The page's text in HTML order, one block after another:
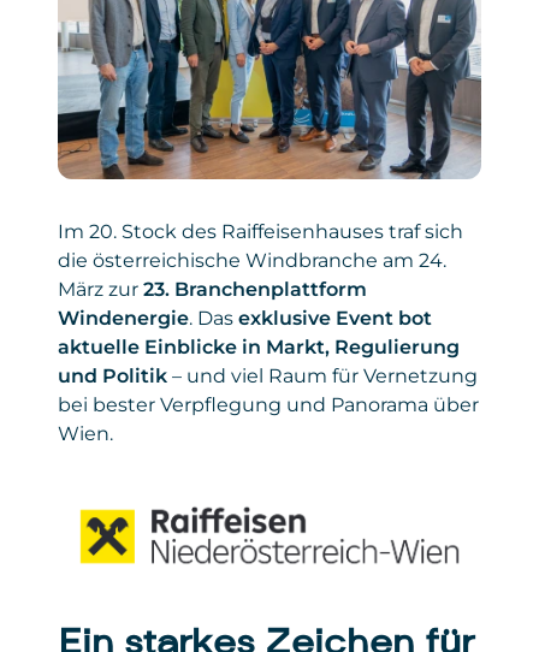
Im 20. Stock des Raiffeisenhauses traf sich
die österreichische Windbranche am 24.
März zur 23. Branchenplattform
Windenergie. Das exklusive Event bot
aktuelle Einblicke in Markt, Regulierung
und Politik – und viel Raum für Vernetzung
bei bester Verpflegung und Panorama über
Wien.